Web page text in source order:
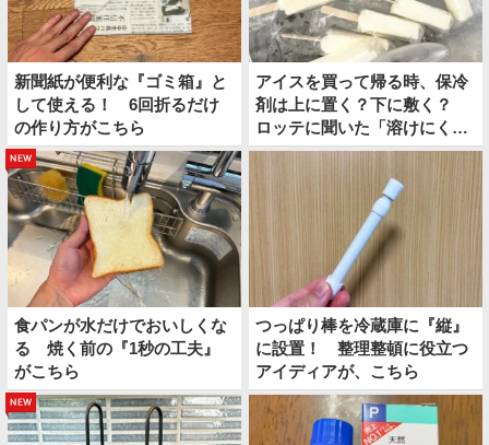
新聞紙が便利な『ゴミ箱』と
して使える！ 6回折るだけ
の作り方がこちら
アイスを買って帰る時、保冷
剤は上に置く？下に敷く？
ロッテに聞いた「溶けにくい
持ち帰り方」
new
食パンが水だけでおいしくな
る 焼く前の『1秒の工夫』
がこちら
つっぱり棒を冷蔵庫に『縦』
に設置！ 整理整頓に役立つ
アイディアが、こちら
new